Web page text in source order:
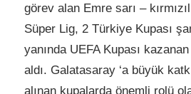
görev alan Emre sarı –
Süper Lig, 2 Türkiye Kupası
yanında UEFA Kupası
aldı. Galatasaray ‘a büyük
alınan kupalarda önemli rolü